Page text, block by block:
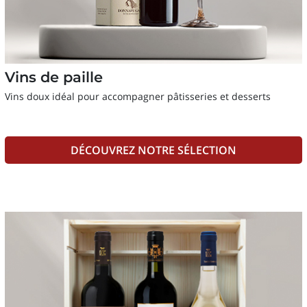
Vins de paille
Vins doux idéal pour accompagner pâtisseries et desserts
DÉCOUVREZ NOTRE SÉLECTION